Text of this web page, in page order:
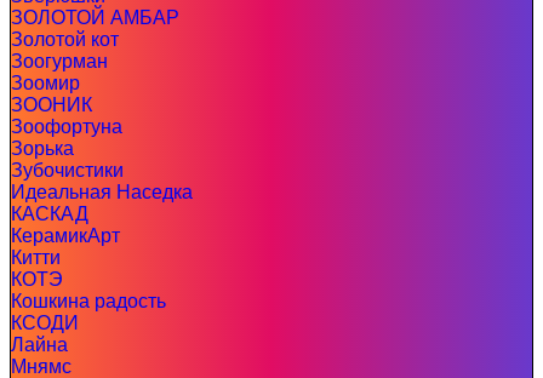
ЗОЛОТОЙ АМБАР
Золотой кот
Зоогурман
Зоомир
ЗООНИК
Зоофортуна
Зорька
Зубочистики
Идеальная Наседка
КАСКАД
КерамикАрт
Китти
КОТЭ
Кошкина радость
КСОДИ
Лайна
Мнямс